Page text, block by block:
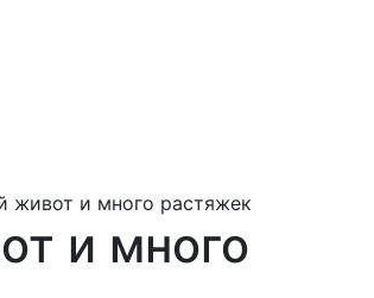
живот и много растяжек
и много